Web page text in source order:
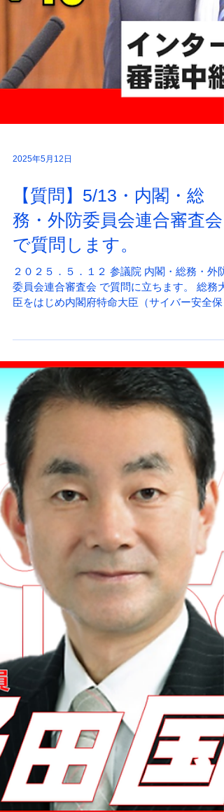
2025年5月12日
【質問】5/13・内閣・総
務・外防委員会連合審査会
で質問します。
２０２５．５．１２ 参議院 内閣・総務・外防
委員会連合審査会 で質問に立ちます。 総務大
臣をはじめ内閣府特命大臣（サイバー安全保
担当）、政府に質問を行います。 時間（予定
10:20～10:40 「能動的サイバー防御法案」(仮
称)...